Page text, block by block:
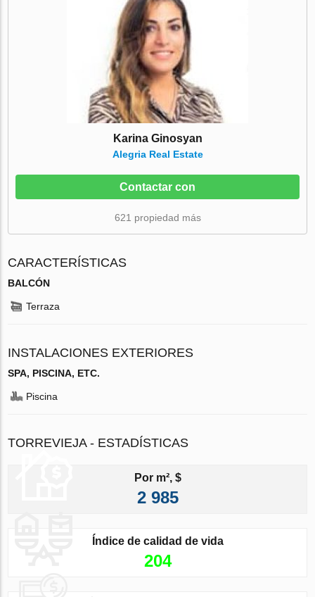
Karina Ginosyan
Alegria Real Estate
Contactar con
621 propiedad más
CARACTERÍSTICAS
BALCÓN
Terraza
INSTALACIONES EXTERIORES
SPA, PISCINA, ETC.
Piscina
TORREVIEJA - ESTADÍSTICAS
Por m², $
2 985
Índice de calidad de vida
204